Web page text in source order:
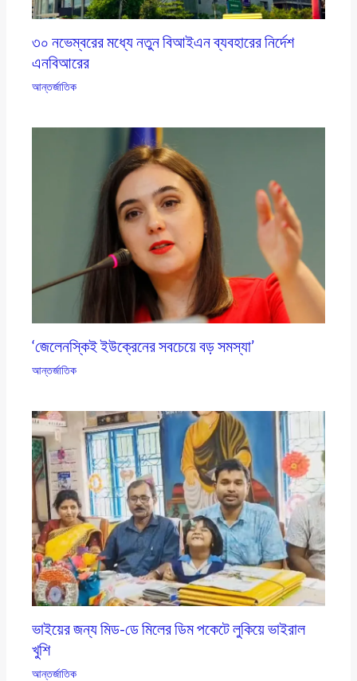
৩০ নভেম্বরের মধ্যে নতুন বিআইএন ব্যবহারের নির্দেশ
এনবিআরের
আন্তর্জাতিক
‘জেলেনস্কিই ইউক্রেনের সবচেয়ে বড় সমস্যা’
আন্তর্জাতিক
ভাইয়ের জন্য মিড-ডে মিলের ডিম পকেটে লুকিয়ে ভাইরাল
খুশি
আন্তর্জাতিক